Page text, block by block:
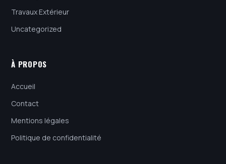
Travaux Extérieur
Uncategorized
À PROPOS
Accueil
Contact
Mentions légales
Politique de confidentialité